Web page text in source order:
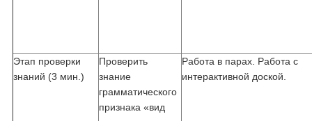
Этап проверки
знаний (3 мин.)
Проверить
знание
грамматического
признака «вид
Работа в парах. Работа с
интерактивной доской.